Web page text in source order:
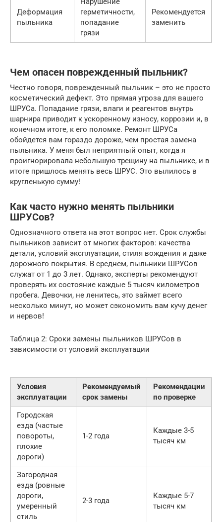
Деформация
пыльника
герметичности,
попадание
грязи
Рекомендуется
заменить
Чем опасен поврежденный пыльник?
Честно говоря, поврежденный пыльник – это не просто
косметический дефект. Это прямая угроза для вашего
ШРУСа. Попадание грязи, влаги и реагентов внутрь
шарнира приводит к ускоренному износу, коррозии и, в
конечном итоге, к его поломке. Ремонт ШРУСа
обойдется вам гораздо дороже, чем простая замена
пыльника. У меня был неприятный опыт, когда я
проигнорировала небольшую трещину на пыльнике, и в
итоге пришлось менять весь ШРУС. Это вылилось в
кругленькую сумму!
Как часто нужно менять пыльники
ШРУСов?
Однозначного ответа на этот вопрос нет. Срок службы
пыльников зависит от многих факторов: качества
детали, условий эксплуатации, стиля вождения и даже
дорожного покрытия. В среднем, пыльники ШРУСов
служат от 1 до 3 лет. Однако, эксперты рекомендуют
проверять их состояние каждые 5 тысяч километров
пробега. Девочки, не ленитесь, это займет всего
несколько минут, но может сэкономить вам кучу денег
и нервов!
Таблица 2: Сроки замены пыльников ШРУСов в
зависимости от условий эксплуатации
Условия
эксплуатации
Рекомендуемый
срок замены
Рекомендации
по проверке
Городская
езда (частые
повороты,
плохие
дороги)
1-2 года
Каждые 3-5
тысяч км
Загородная
езда (ровные
дороги,
умеренный
стиль
2-3 года
Каждые 5-7
тысяч км